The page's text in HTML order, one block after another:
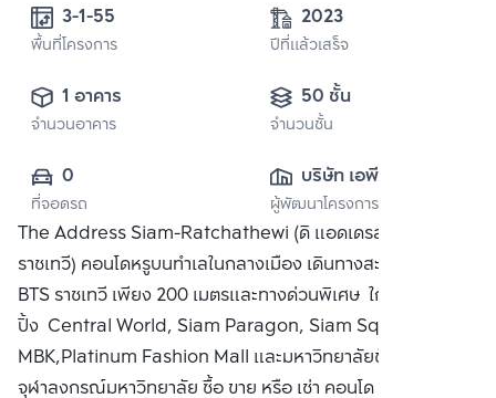
3-1-55
พื้นที่โครงการ
2023
ปีที่แล้วเสร็จ
1 อาคาร
จำนวนอาคาร
50 ชั้น
จำนวนชั้น
0
ที่จอดรถ
บริษัท เอพี เอ็มอี 6
จำกัด
ผู้พัฒนาโครงการ
The Address Siam-Ratchathewi (ดิ แอดเดรส สยาม-
ราชเทวี) คอนโดหรูบนทำเลในกลางเมือง เดินทางสะดวก ใกล้
BTS ราชเทวี เพียง 200 เมตรและทางด่วนพิเศษ ใกล้แหล่งช้อป
ปิ้ง Central World, Siam Paragon, Siam Square,
MBK,Platinum Fashion Mall และมหาวิทยาลัยชั้นนำ
จุฬาลงกรณ์มหาวิทยาลัย ซื้อ ขาย หรือ เช่า คอนโด The